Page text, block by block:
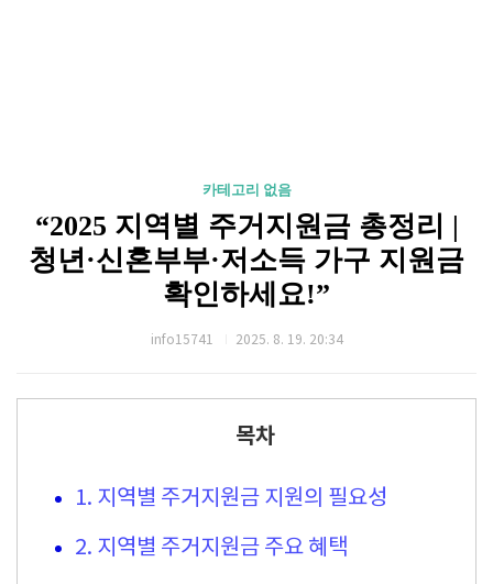
카테고리 없음
“2025 지역별 주거지원금 총정리 |
청년·신혼부부·저소득 가구 지원금
확인하세요!”
info15741 2025. 8. 19. 20:34
목차
1. 지역별 주거지원금 지원의 필요성
2. 지역별 주거지원금 주요 혜택